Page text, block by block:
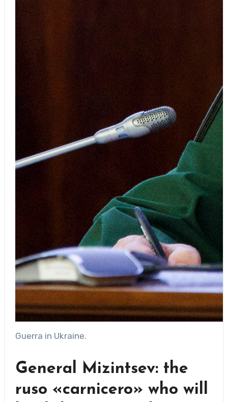
Guerra in Ukraine.
General Mizintsev: the
ruso «carnicero» who will